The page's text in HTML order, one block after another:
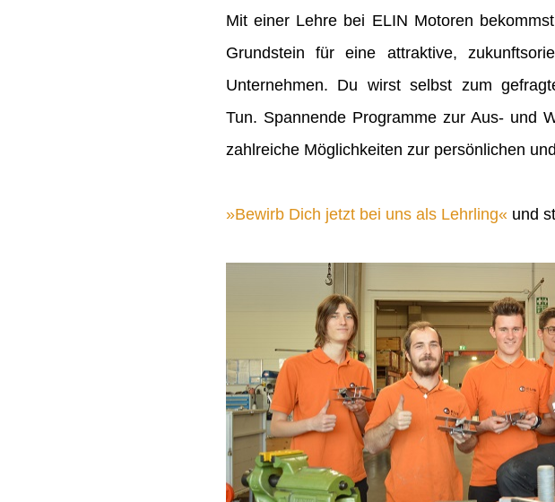
Mit einer Lehre bei ELIN Motoren
Grundstein für eine attraktive,
Unternehmen. Du wirst selbst zum
Tun. Spannende Programme zur Aus- und
zahlreiche Möglichkeiten zur persönlichen
Bewirb Dich jetzt bei uns als Lehrling und